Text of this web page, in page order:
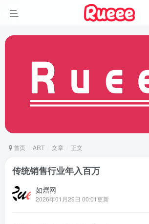
首页 ART 文章 正文
传统销售行业年入百万
如熠网
2026年01月29日 00:01更新